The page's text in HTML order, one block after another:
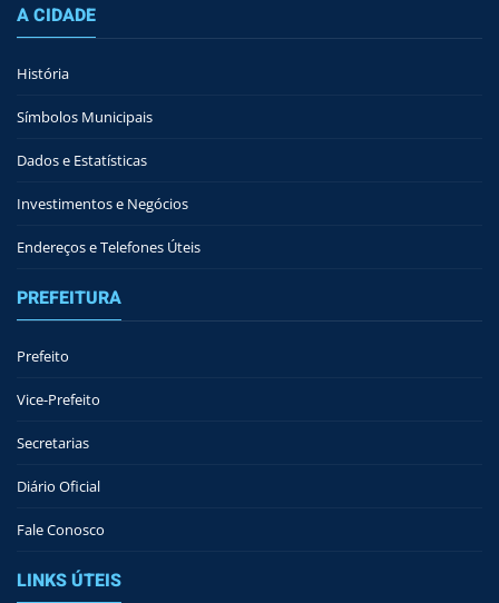
A CIDADE
História
Símbolos Municipais
Dados e Estatísticas
Investimentos e Negócios
Endereços e Telefones Úteis
PREFEITURA
Prefeito
Vice-Prefeito
Secretarias
Diário Oficial
Fale Conosco
LINKS ÚTEIS